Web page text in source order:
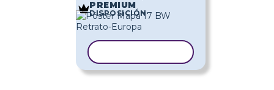
PREMIUM
DISPOSICIÓN